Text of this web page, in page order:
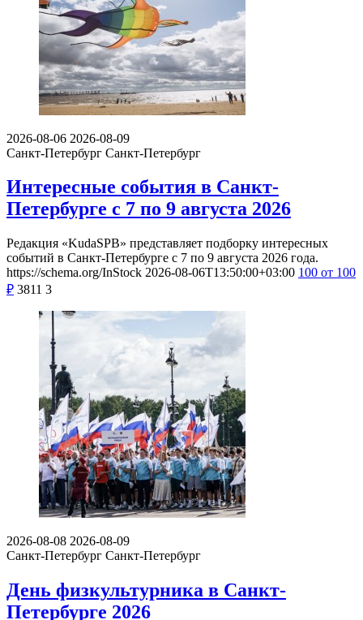
2026-08-06 2026-08-09
Санкт-Петербург Санкт-Петербург
Интересные события в Санкт-
Петербурге с 7 по 9 августа 2026
Редакция «KudaSPB» представляет подборку интересных
событий в Санкт-Петербурге с 7 по 9 августа 2026 года.
https://schema.org/InStock 2026-08-06T13:50:00+03:00 100 от 100
₽ 3811 3
2026-08-08 2026-08-09
Санкт-Петербург Санкт-Петербург
День физкультурника в Санкт-
Петербурге 2026